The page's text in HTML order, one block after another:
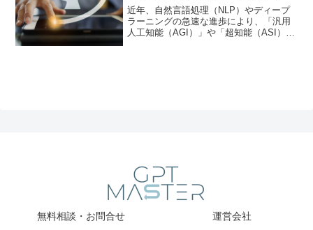
近年、自然言語処理（NLP）やディープ
ラーニングの急速な進歩により、「汎用
人工知能（AGI）」や「超知能（ASI）」
無料相談・お問合せ 運営会社